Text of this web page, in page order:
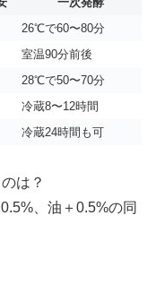
26℃で60〜80分
室温90分前後
28℃で50〜70分
冷蔵8〜12時間
冷蔵24時間も可
は？
、油＋0.5%の同